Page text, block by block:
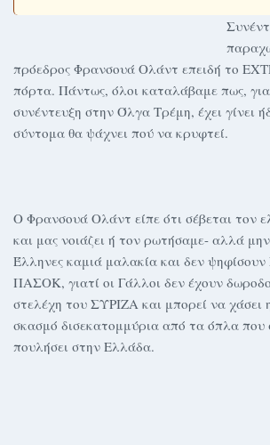
Log in
πρόεδρος Φρανσουά Ολάντ επειδή το
πόρτα. Πάντως, όλοι καταλάβαμε πως,
συνέντευξη στην Όλγα Τρέμη, έχει γίνει
σύντομα θα ψάχνει πού να κρυφτεί.
Ο Φρανσουά Ολάντ είπε ότι σέβεται τον
και μας νοιάζει ή τον ρωτήσαμε- αλλά
Έλληνες καμιά μαλακία και δεν
ΠΑΣΟΚ, γιατί οι Γάλλοι δεν έχουν
στελέχη του ΣΥΡΙΖΑ και μπορεί να χάσει
σκασμό δισεκατομμύρια από τα όπλα που
πουλήσει στην Ελλάδα.